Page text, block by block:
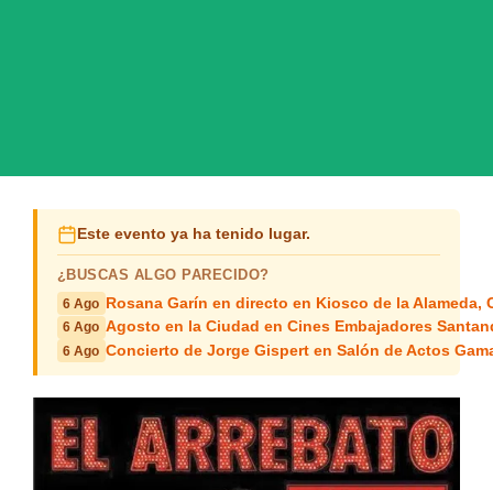
Este evento ya ha tenido lugar.
¿BUSCAS ALGO PARECIDO?
6 Ago Rosana Garín en directo en Kiosco de la Alameda,
6 Ago Agosto en la Ciudad en Cines Embajadores
6 Ago Concierto de Jorge Gispert en Salón de Actos